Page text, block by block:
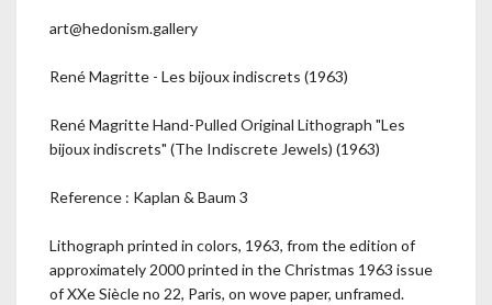
art@hedonism.gallery
René Magritte - Les bijoux indiscrets (1963)
René Magritte Hand-Pulled Original Lithograph "Les
bijoux indiscrets" (The Indiscrete Jewels) (1963)
Reference : Kaplan & Baum 3
Lithograph printed in colors, 1963, from the edition of
approximately 2000 printed in the Christmas 1963 issue
of XXe Siècle no 22, Paris, on wove paper, unframed.